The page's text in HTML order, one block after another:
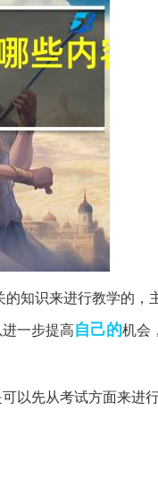
知识来进行教学的
一步提高自己的机会
以先从考试方面来进